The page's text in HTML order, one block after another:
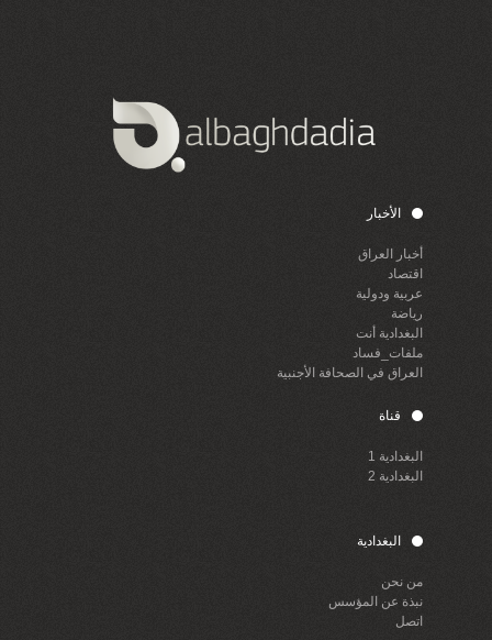
الأخبار
أخبار العراق
اقتصاد
عربية ودولية
رياضة
البغدادية أنت
ملفات_فساد
العراق في الصحافة الأجنبية
قناة
البغدادية 1
البغدادية 2
البغدادية
من نحن
نبذة عن المؤسس
اتصل